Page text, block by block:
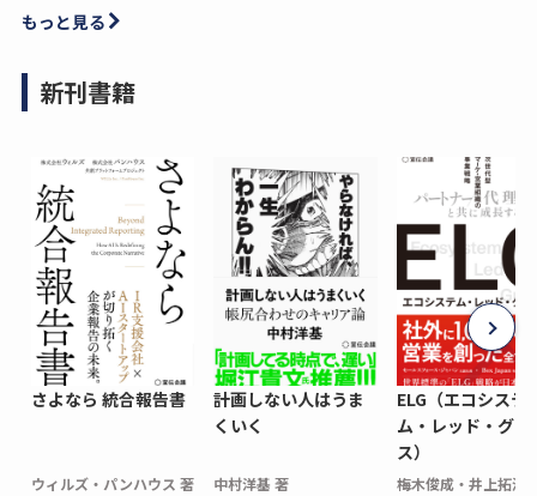
もっと見る
新刊書籍
さよなら 統合報告書
ウィルズ・パンハウス 著
計画しない人はうま
くいく
中村洋基 著
ELG（エコシステ
ム・レッド・グロ
ス）
梅木俊成・井上拓海